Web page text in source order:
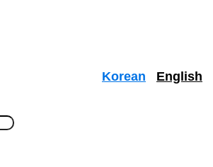
Korean English